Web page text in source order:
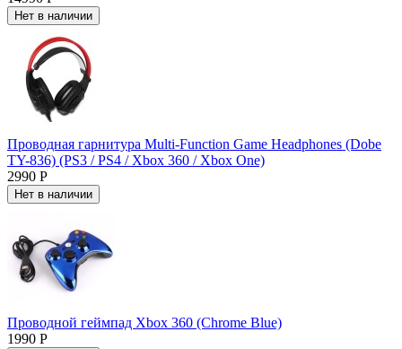
Нет в наличии
Проводная гарнитура Multi-Function Game Headphones (Dobe
TY-836) (PS3 / PS4 / Xbox 360 / Xbox One)
2990 Р
Нет в наличии
Проводной геймпад Xbox 360 (Chrome Blue)
1990 Р